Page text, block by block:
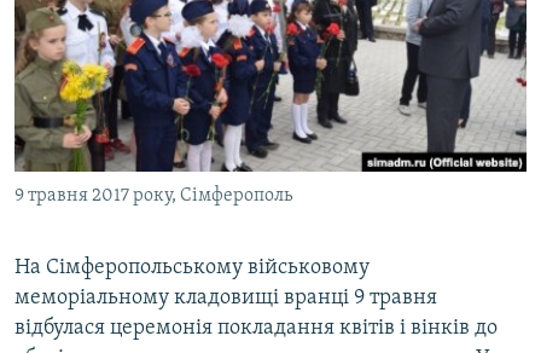
ДЕПОРТАЦІЯ
ВІДЕОУРОКИ «ELIFBE»
СВІДЧЕННЯ ОКУПАЦІЇ
УКРАЇНСЬКА ПРОБЛЕМА КРИМУ
ІНФОГРАФІКА
ЯК ОБІЙТИ БЛОКУВАННЯ
Русский
Qırımtatar
ДОЛУЧАЙСЯ!
Усі сайти RFE/RL
9 травня 2017 року, Сімферополь
На Сімферопольському військовому
меморіальному кладовищі вранці 9 травня
відбулася церемонія покладання квітів і вінків до